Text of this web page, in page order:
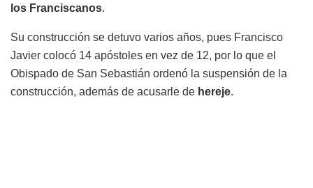
los Franciscanos.
Su construcción se detuvo varios años, pues Francisco
Javier colocó 14 apóstoles en vez de 12, por lo que el
Obispado de San Sebastián ordenó la suspensión de la
construcción, además de acusarle de hereje.